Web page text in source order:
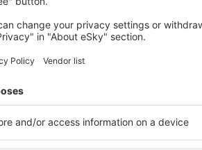
TORINO
NH Collection Torino
209€